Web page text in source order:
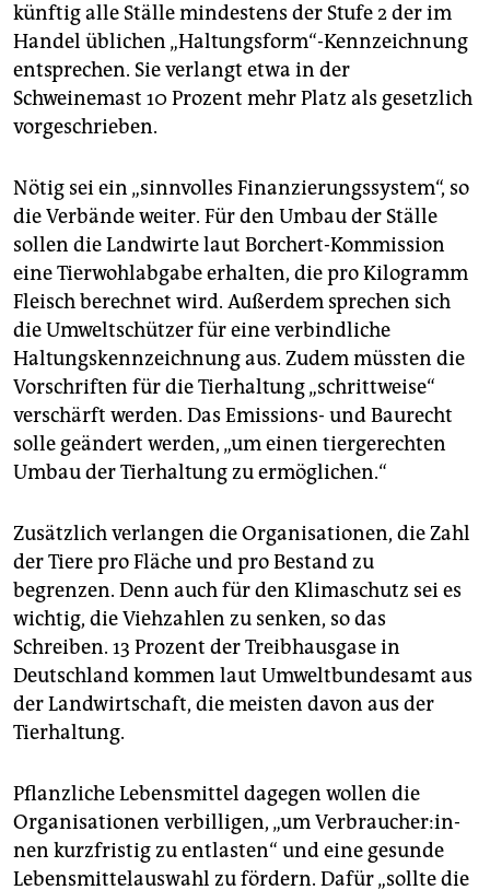
künftig alle Ställe mindestens der Stufe 2 der im
Handel üblichen „Haltungsform“-Kennzeichnung
entsprechen. Sie verlangt etwa in der
Schweinemast 10 Prozent mehr Platz als gesetzlich
vorgeschrieben.
Nötig sei ein „sinnvolles Finanzierungssystem“, so
die Verbände weiter. Für den Umbau der Ställe
sollen die Landwirte laut Borchert-Kommission
eine Tierwohlabgabe erhalten, die pro Kilogramm
Fleisch berechnet wird. Außerdem sprechen sich
die Umweltschützer für eine verbindliche
Haltungskennzeichnung aus. Zudem müssten die
Vorschriften für die Tierhaltung „schrittweise“
verschärft werden. Das Emissions- und Baurecht
solle geändert werden, „um einen tiergerechten
Umbau der Tierhaltung zu ermöglichen.“
Zusätzlich verlangen die Organisationen, die Zahl
der Tiere pro Fläche und pro Bestand zu
begrenzen. Denn auch für den Klimaschutz sei es
wichtig, die Viehzahlen zu senken, so das
Schreiben. 13 Prozent der Treibhausgase in
Deutschland kommen laut Umweltbundesamt aus
der Landwirtschaft, die meisten davon aus der
Tierhaltung.
Pflanzliche Lebensmittel dagegen wollen die
Organisationen verbilligen, „um Ver­brau­che­r:in­
nen kurzfristig zu entlasten“ und eine gesunde
Lebensmittelauswahl zu fördern. Dafür „sollte die